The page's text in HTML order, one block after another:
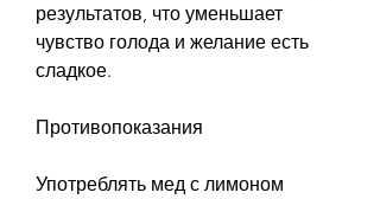
результатов, что уменьшает
чувство голода и желание есть
сладкое.
Противопоказания
Употреблять мед с лимоном